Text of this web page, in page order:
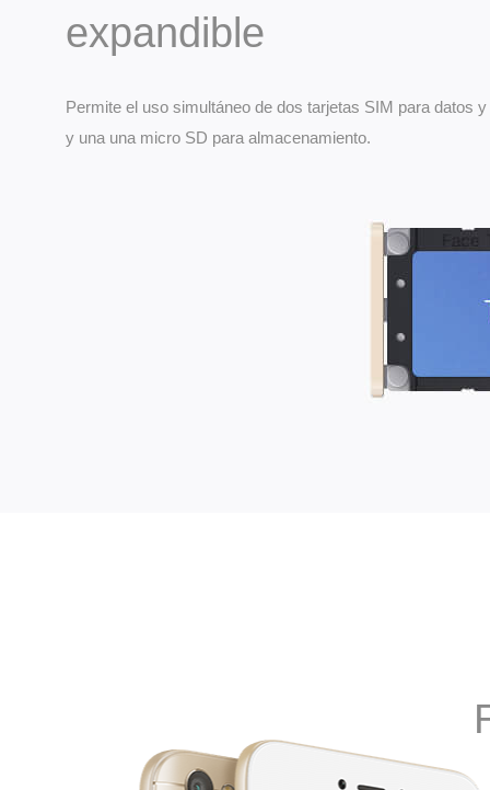
expandible
Permite el uso simultáneo de dos tarjetas SIM para datos
y una una micro SD para almacenamiento.